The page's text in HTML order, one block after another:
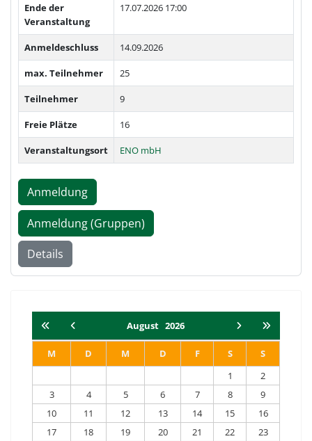
Ende der
Veranstaltung
17.07.2026 17:00
Anmeldeschluss 14.09.2026
max. Teilnehmer 25
Teilnehmer 9
Freie Plätze 16
Veranstaltungsort ENO mbH
Anmeldung
Anmeldung (Gruppen)
Details
August 2026
M D M D F S
S
1
2
3
4 5 6 7 8
9
10
11 12 13 14 15
16
17
18 19 20 21 22
23